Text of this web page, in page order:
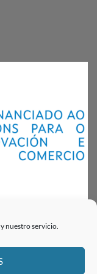
nuestro servicio.